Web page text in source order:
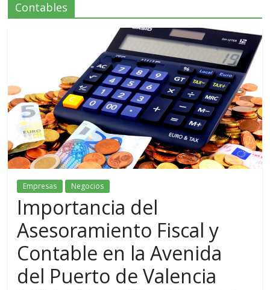
Contables
Empresas Negocios
Importancia del
Asesoramiento Fiscal y
Contable en la Avenida
del Puerto de Valencia